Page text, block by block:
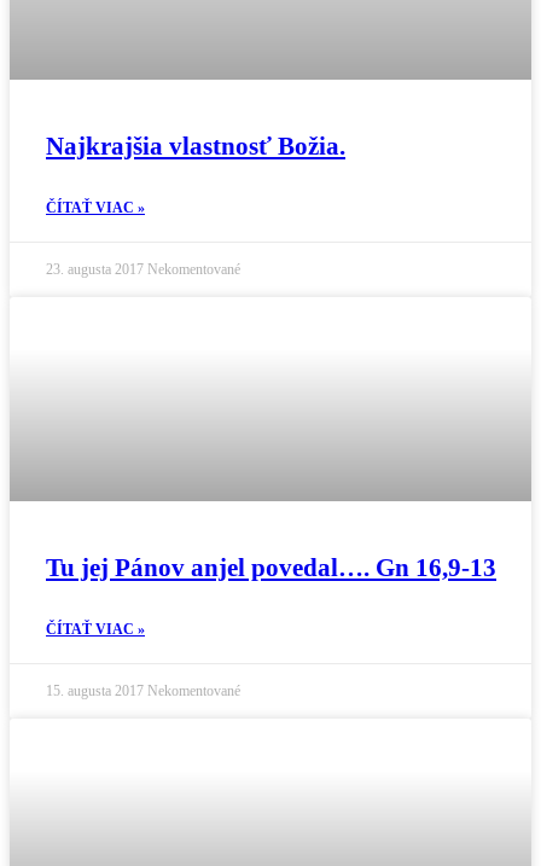
Najkrajšia vlastnosť Božia.
ČÍTAŤ VIAC »
23. augusta 2017 Nekomentované
Tu jej Pánov anjel povedal…. Gn 16,9-13
ČÍTAŤ VIAC »
15. augusta 2017 Nekomentované